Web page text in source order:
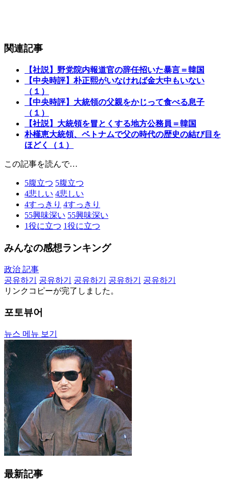
関連記事
【社説】野党院内報道官の辞任招いた暴言＝韓国
【中央時評】朴正熙がいなければ金大中もいない
（１）
【中央時評】大統領の父親をかじって食べる息子
（１）
【社説】大統領を冒とくする地方公務員＝韓国
朴槿恵大統領、ベトナムで父の時代の歴史の結び目を
ほどく（１）
この記事を読んで…
5腹立つ 5腹立つ
4悲しい 4悲しい
4すっきり 4すっきり
55興味深い 55興味深い
1役に立つ 1役に立つ
みんなの感想ランキング
政治 記事
공유하기
공유하기 공유하기 공유하기
공유하기
リンクコピーが完了しました。
포토뷰어
뉴스 메뉴 보기
最新記事